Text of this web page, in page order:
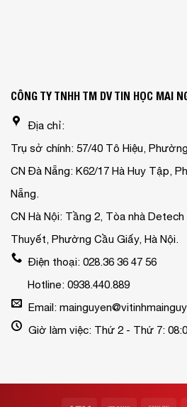
CÔNG TY TNHH TM DV TIN HỌC MAI
Địa chỉ:
Trụ sở chính: 57/40 Tô Hiệu,
CN Đà Nẵng: K62/17 Hà Huy Tập,
Nẵng.
CN Hà Nội: Tầng 2, Tòa nhà
Thuyết, Phường Cầu Giấy, Hà Nội.
Điện thoại: 028.36 36 47 56
Hotline: 0938.440.889
Email:
Giờ làm việc: Thứ 2 - Thứ 7: